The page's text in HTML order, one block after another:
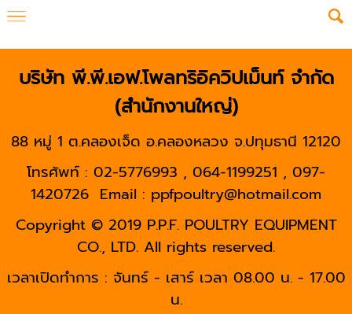
บริษัท พี.พี.เอฟ.โพลทริอิควิปเม็นท์ จำกัด
(สำนักงานใหญ่)
88 หมู่ 1 ต.คลองเจ็ด อ.คลองหลวง จ.ปทุมธานี 12120
โทรศัพท์ : 02-5776993 , 064-1199251 , 097-
1420726 Email : ppfpoultry@hotmail.com
Copyright © 2019 P.P.F. POULTRY EQUIPMENT
CO., LTD. All rights reserved.
เวลาเปิดทำการ : จันทร์ - เสาร์ เวลา 08.00 น. - 17.00
น.